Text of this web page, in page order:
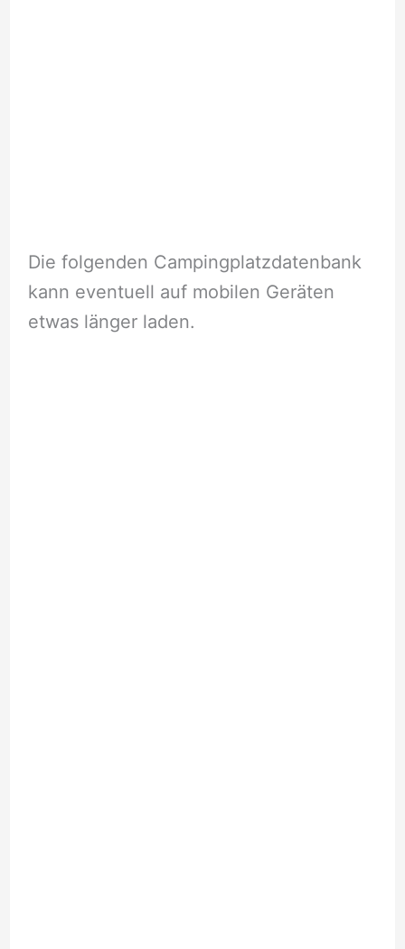
Die folgenden Campingplatzdatenbank
kann eventuell auf mobilen Geräten
etwas länger laden.